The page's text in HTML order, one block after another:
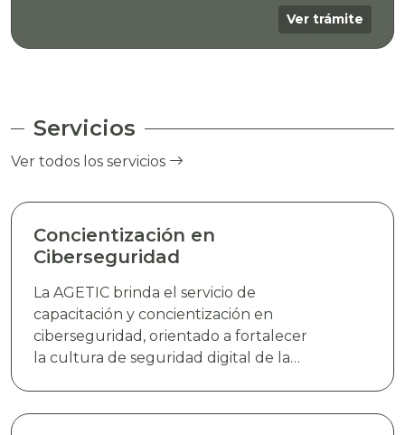
Ver trámite
Servicios
Ver todos los servicios
Concientización en
Ciberseguridad
La AGETIC brinda el servicio de
capacitación y concientización en
ciberseguridad, orientado a fortalecer
la cultura de seguridad digital de la